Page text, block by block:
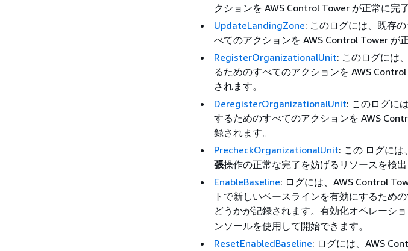
クションを AWS Control Tower が正常に完
UpdateLandingZone: このログには、既存
べてのアクションを AWS Control Tower が
RegisterOrganizationalUnit: このログには
るためのすべてのアクションを AWS
されます。
DeregisterOrganizationalUnit: このログに
するためのすべてのアクションを AWS
録されます。
PrecheckOrganizationalUnit: この ログには
張操作の正常な完了を妨げるリソースを検
EnableBaseline: ログには、AWS Control
トで新しいベースラインを有効にするため
どうかが記録されます。有効化オペレーショ
ンソールを使用して開始できます。
ResetEnabledBaseline: ログには、AWS